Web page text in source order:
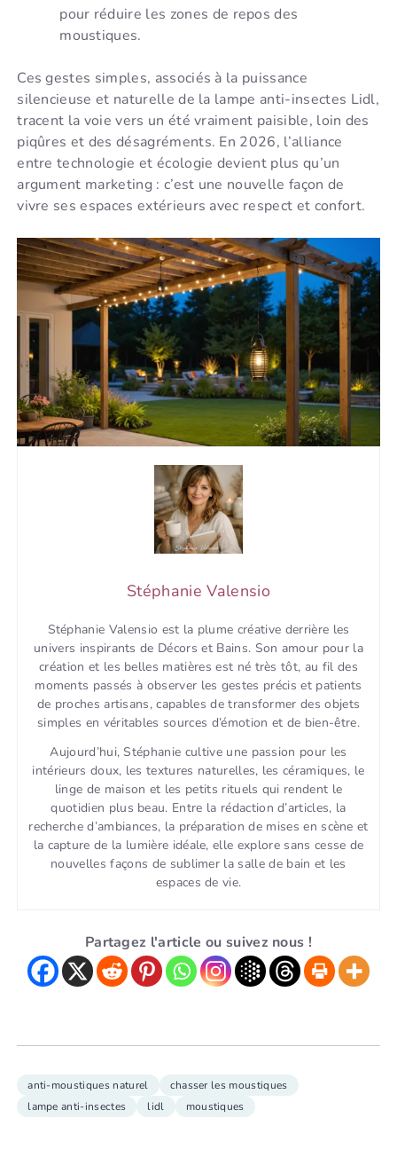
pour réduire les zones de repos des
moustiques.
Ces gestes simples, associés à la puissance
silencieuse et naturelle de la lampe anti-insectes Lidl,
tracent la voie vers un été vraiment paisible, loin des
piqûres et des désagréments. En 2026, l’alliance
entre technologie et écologie devient plus qu’un
argument marketing : c’est une nouvelle façon de
vivre ses espaces extérieurs avec respect et confort.
Stéphanie Valensio
Stéphanie Valensio est la plume créative derrière les
univers inspirants de Décors et Bains. Son amour pour la
création et les belles matières est né très tôt, au fil des
moments passés à observer les gestes précis et patients
de proches artisans, capables de transformer des objets
simples en véritables sources d’émotion et de bien-être.
Aujourd’hui, Stéphanie cultive une passion pour les
intérieurs doux, les textures naturelles, les céramiques, le
linge de maison et les petits rituels qui rendent le
quotidien plus beau. Entre la rédaction d’articles, la
recherche d’ambiances, la préparation de mises en scène et
la capture de la lumière idéale, elle explore sans cesse de
nouvelles façons de sublimer la salle de bain et les
espaces de vie.
Partagez l'article ou suivez nous !
anti-moustiques naturel
chasser les moustiques
lampe anti-insectes
lidl moustiques